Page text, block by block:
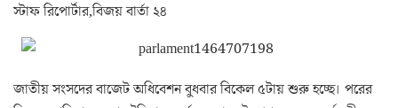
স্টাফ রিপোর্টার,বিজয় বার্তা ২৪
জাতীয় সংসদের বাজেট অধিবেশন বুধবার বিকেল ৫টায় শুরু হচ্ছে। পরের